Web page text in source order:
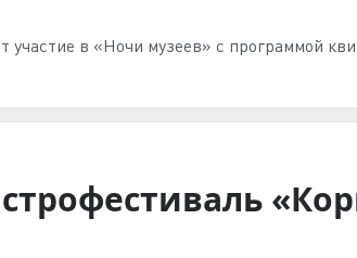
в «Ночи музеев» с программой